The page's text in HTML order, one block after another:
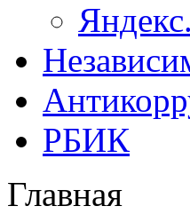
РБИК
Главная